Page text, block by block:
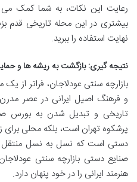
رعایت این نکات، به شما کمک می
بیشتری در این محله تاریخی قدم
نهایت استفاده را ببرید.
نتیجه گیری: بازگشت به ریشه ها و
بازارچه سنتی عودلاجان، فراتر از
و فرهنگ اصیل ایرانی در عصر
تاریخی و تبدیل شدن به بورس
پرشکوه تهران است، بلکه محلی
دستی است که نسل به نسل منتقل
صنایع دستی بازارچه سنتی
هنرمند ایرانی را در خود پنهان دارد.